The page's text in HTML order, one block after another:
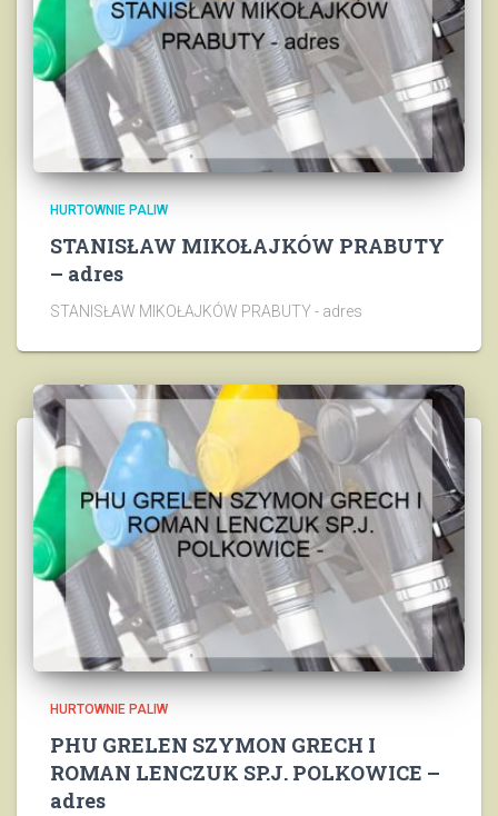
HURTOWNIE PALIW
STANISŁAW MIKOŁAJKÓW PRABUTY
– adres
STANISŁAW MIKOŁAJKÓW PRABUTY - adres
HURTOWNIE PALIW
PHU GRELEN SZYMON GRECH I
ROMAN LENCZUK SP.J. POLKOWICE –
adres